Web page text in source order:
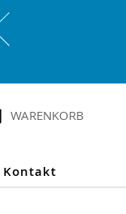
WARENKORB
Kontakt